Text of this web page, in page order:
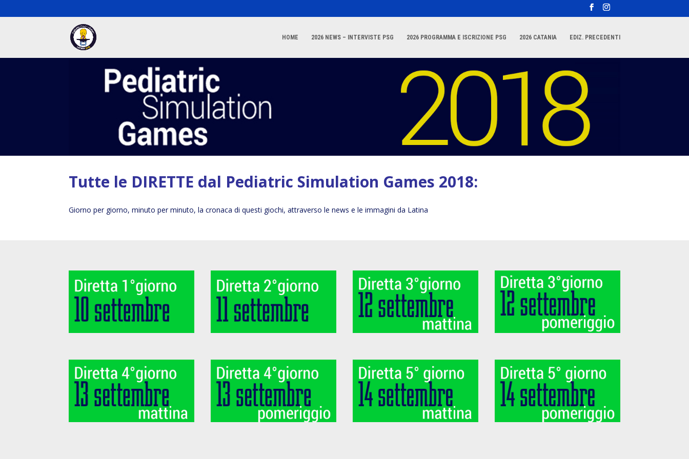
HOME 2026 NEWS – INTERVISTE PSG 2026 PROGRAMMA E ISCRIZIONE PSG 2026 CATANIA EDIZ. PRECEDENTI
Tutte le DIRETTE dal Pediatric Simulation Games 2018:
Giorno per giorno, minuto per minuto, la cronaca di questi giochi, attraverso le news e le immagini da Latina